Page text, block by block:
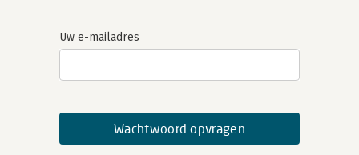
Uw e-mailadres